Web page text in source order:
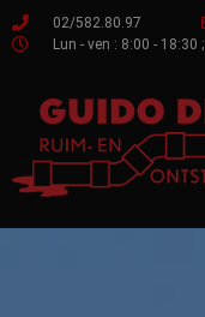
02/582.80.97
Lun - ven : 8:00 -